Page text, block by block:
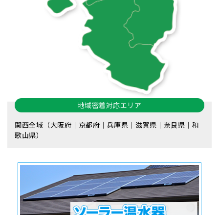
地域密着対応エリア
関西全域（大阪府｜京都府｜兵庫県｜滋賀県｜奈良県｜和
歌山県）